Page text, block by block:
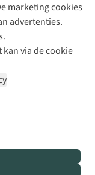
marketing cookies
advertenties.
via de cookie
Bever